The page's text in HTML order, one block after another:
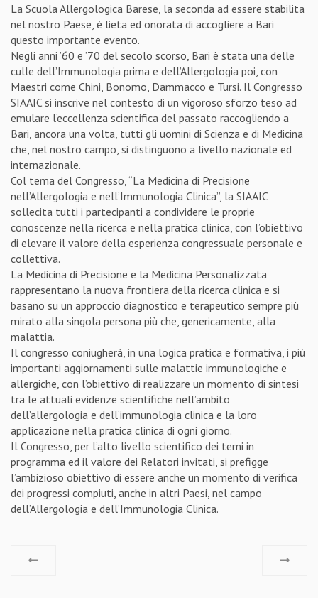
La Scuola Allergologica Barese, la seconda ad essere stabilita
nel nostro Paese, è lieta ed onorata di accogliere a Bari
questo importante evento.
Negli anni ’60 e ’70 del secolo scorso, Bari è stata una delle
culle dell’Immunologia prima e dell’Allergologia poi, con
Maestri come Chini, Bonomo, Dammacco e Tursi. Il Congresso
SIAAIC si inscrive nel contesto di un vigoroso sforzo teso ad
emulare l’eccellenza scientifica del passato raccogliendo a
Bari, ancora una volta, tutti gli uomini di Scienza e di Medicina
che, nel nostro campo, si distinguono a livello nazionale ed
internazionale.
Col tema del Congresso, “La Medicina di Precisione
nell’Allergologia e nell’Immunologia Clinica”, la SIAAIC
sollecita tutti i partecipanti a condividere le proprie
conoscenze nella ricerca e nella pratica clinica, con l’obiettivo
di elevare il valore della esperienza congressuale personale e
collettiva.
La Medicina di Precisione e la Medicina Personalizzata
rappresentano la nuova frontiera della ricerca clinica e si
basano su un approccio diagnostico e terapeutico sempre più
mirato alla singola persona più che, genericamente, alla
malattia.
Il congresso coniugherà, in una logica pratica e formativa, i più
importanti aggiornamenti sulle malattie immunologiche e
allergiche, con l’obiettivo di realizzare un momento di sintesi
tra le attuali evidenze scientifiche nell’ambito
dell’allergologia e dell’immunologia clinica e la loro
applicazione nella pratica clinica di ogni giorno.
Il Congresso, per l’alto livello scientifico dei temi in
programma ed il valore dei Relatori invitati, si prefigge
l’ambizioso obiettivo di essere anche un momento di verifica
dei progressi compiuti, anche in altri Paesi, nel campo
dell’Allergologia e dell’Immunologia Clinica.
LEGGI